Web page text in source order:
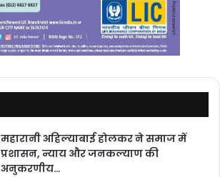
महारानी अहिल्याबाई होलकर ने समाज में
प्रशासन, न्याय और जनकल्याण की
अनुकरणीय…